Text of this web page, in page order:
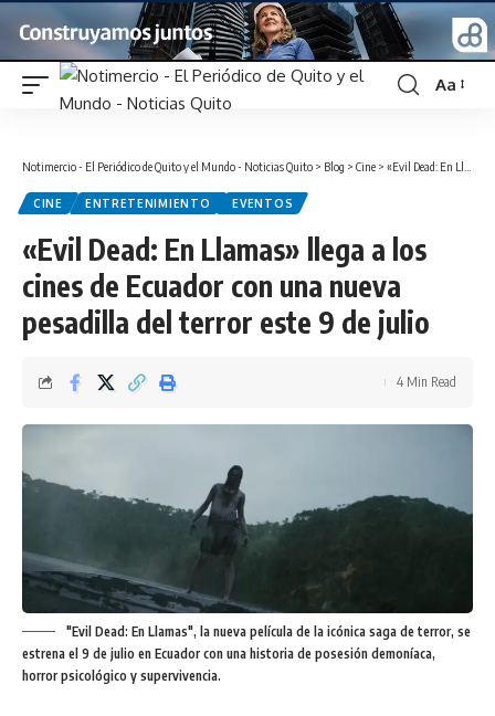
Font
Aa
Notimercio - El Periódico de Quito y el Mundo - Noticias Quito > Blog > Cine > «Evil Dead: En Llamas» llega a los cines de Ecuador con una nueva pesadilla del terror este 9 de julio
CINE ENTRETENIMIENTO EVENTOS
«Evil Dead: En Llamas» llega a los
cines de Ecuador con una nueva
pesadilla del terror este 9 de julio
4 Min Read
"Evil Dead: En Llamas", la nueva película de la icónica saga de terror, se
estrena el 9 de julio en Ecuador con una historia de posesión demoníaca,
horror psicológico y supervivencia.